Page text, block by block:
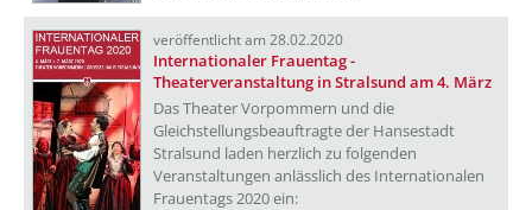
veröffentlicht am 28.02.2020
Internationaler Frauentag -
Theaterveranstaltung in Stralsund am 4. März
Das Theater Vorpommern und die
Gleichstellungsbeauftragte der Hansestadt
Stralsund laden herzlich zu folgenden
Veranstaltungen anlässlich des Internationalen
Frauentags 2020 ein: